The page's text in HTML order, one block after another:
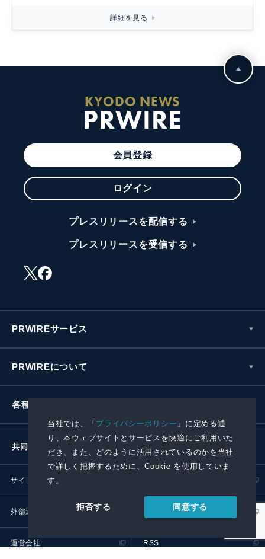
当社では、「プライバシーポリシー 」に定める通
り、本ウェブサイトとサービスを快適にご利用いた
だき、また、どのように活用されているのかを当社
で詳しく把握するために、Cookie を使用していま
す。
拒否する 同意する
詳細を見る
KYODO NEWS
PRWIRE
会員登録
ログイン
プレスリリースを配信する
プレスリリースを受信する
PRWIREサービス
PRWIREについて
各種お問い合わせ
共同通信社グループ
サイトポリシー
外部送信ポリシー プレスリリース取扱基準
運営会社 RSS